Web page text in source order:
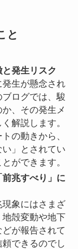
と
発生リスク
生が懸念され
ログでは、駿
、その発生メ
解説します。
の動きから、
」とされてい
ができます。
兆すべり」に
象にはさまざ
地殻変動や地下
が報告されて
できるのでし